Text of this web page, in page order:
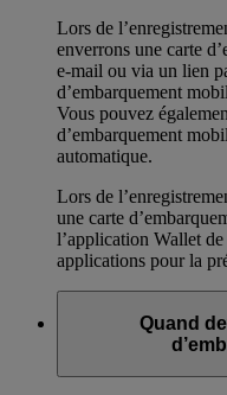
Lors de
enverrons une carte
e-mail ou via un lien
d’embarquement
Vous pouvez
d’embarquement
automatique.
Lors de
une carte
l’application Wallet
applications pour la
Quand